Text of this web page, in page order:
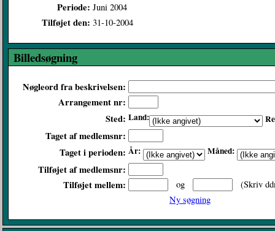
Periode: Juni 2004
Tilføjet den: 31-10-2004
Billedsøgning
Nøgleord fra beskrivelsen:
Arrangement nr:
Sted: Land:
Taget af medlemsnr:
Taget i perioden: År: Måned:
Tilføjet af medlemsnr:
Tilføjet mellem:
og
(Skriv
Ny søgning